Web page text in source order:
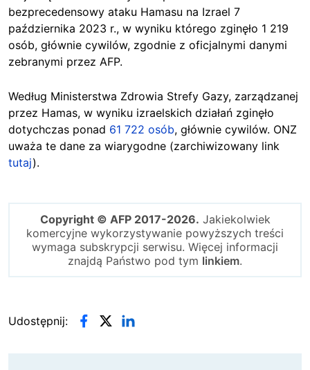
bezprecedensowy ataku Hamasu na Izrael 7
października 2023 r., w wyniku którego zginęło 1 219
osób, głównie cywilów, zgodnie z oficjalnymi danymi
zebranymi przez AFP.
Według Ministerstwa Zdrowia Strefy Gazy, zarządzanej
przez Hamas, w wyniku izraelskich działań zginęło
dotychczas ponad 61 722 osób, głównie cywilów. ONZ
uważa te dane za wiarygodne (zarchiwizowany link
tutaj).
Copyright © AFP 2017-2026. Jakiekolwiek
komercyjne wykorzystywanie powyższych treści
wymaga subskrypcji serwisu. Więcej informacji
znajdą Państwo pod tym linkiem.
Udostępnij: